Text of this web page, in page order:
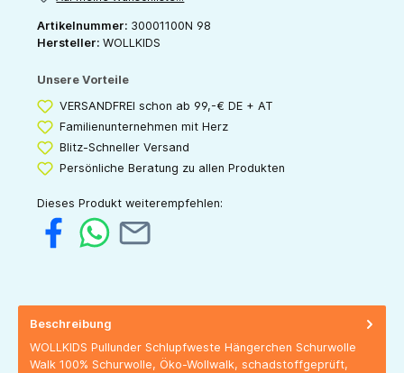
Artikelnummer: 30001100N 98
Hersteller: WOLLKIDS
Unsere Vorteile
VERSANDFREI schon ab 99,-€ DE + AT
Familienunternehmen mit Herz
Blitz-Schneller Versand
Persönliche Beratung zu allen Produkten
Dieses Produkt weiterempfehlen:
Beschreibung
WOLLKIDS Pullunder Schlupfweste Hängerchen Schurwolle
Walk 100% Schurwolle, Öko-Wollwalk, schadstoffgeprüft,